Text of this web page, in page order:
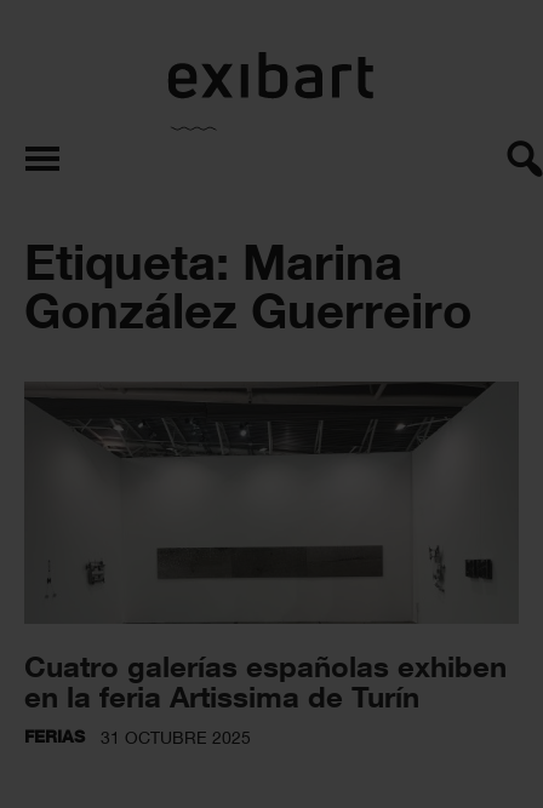
exibart.es
Etiqueta: Marina
González Guerreiro
Cuatro galerías españolas exhiben
en la feria Artissima de Turín
FERIAS 31 OCTUBRE 2025